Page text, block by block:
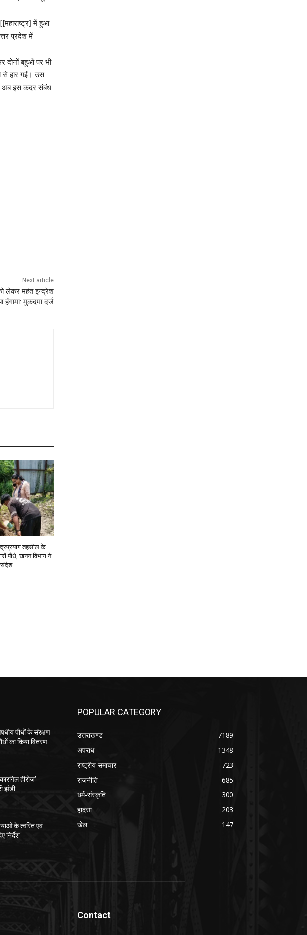
में हुआ
प्रदेश में
दोनों बहुओं पर भी
से हार गई। उस
अब इस कदर संबंध
Next article
लेकर महंत इन्द्रेश
मुकदमा दर्ज
तहसील के
पौधे, खनन विभाग ने
संदेश
पौधों के संरक्षण
का किया वितरण
हीरोज’
झंडी
के त्वरित एवं
निर्देश
POPULAR CATEGORY
उत्तराखण्ड
7189
अपराध
1348
राष्ट्रीय समाचार
723
राजनीति
685
धर्म-संस्कृति
300
हादसा
203
खेल
147
Contact